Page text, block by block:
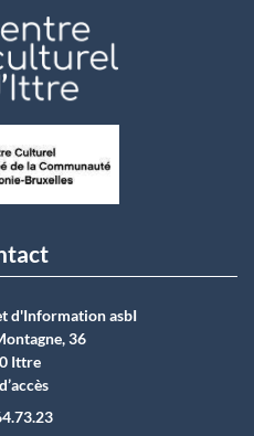
d'Information asbI
36
Ittre